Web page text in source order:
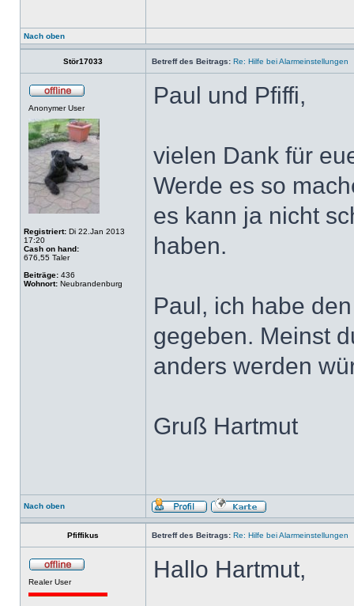
Nach oben
Stör17033 Betreff des Beitrags: Re: Hilfe bei Alarmeinstellungen
Anonymer User
Registriert: Di 22.Jan 2013
17:20
Cash on hand:
676,55 Taler
Beiträge: 436
Wohnort: Neubrandenburg
Paul und Pfiffi,
vielen Dank für
Werde es so
es kann ja nicht
haben.
Paul, ich habe
gegeben. Meinst
anders werden
Gruß Hartmut
Nach oben
Pfiffikus Betreff des Beitrags: Re: Hilfe bei Alarmeinstellungen
Realer User Hallo Hartmut,